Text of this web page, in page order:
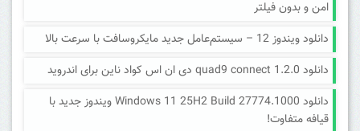
امن و بدون فیلتر
دانلود ویندوز 12 – سیستم‌عامل جدید مایکروسافت با سرعت بالا
دانلود quad9 connect 1.2.0 دی ان اس کواد ناین برای اندروید
دانلود Windows 11 25H2 Build 27774.1000 ویندوز جدید با
قیافه متفاوت!